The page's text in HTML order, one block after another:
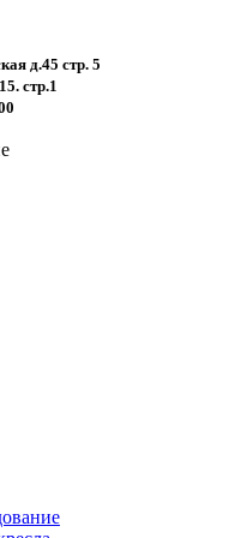
д.45 стр. 5
стр.1